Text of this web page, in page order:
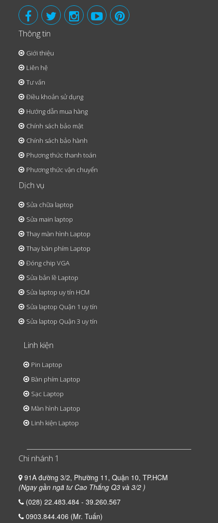
Thông tin
Giới thiệu
Liên hệ
Tư vấn
Điều khoản sử dụng
Hướng dẫn mua hàng
Chính sách bảo mật
Chính sách bảo hành
Phương thức thanh toán
Phương thức vận chuyển
Dịch vụ
Sửa chữa laptop
Sửa main laptop
Thay màn hình Laptop
Thay bàn phím Laptop
Đóng chip VGA
Sửa bản lề Laptop
Sửa laptop uy tín HCM
Sửa laptop Quận 1 uy tín
Sửa laptop Quận 3 uy tín
Linh kiện
Pin Laptop
Bàn phím Laptop
Sạc Laptop
Màn hình Laptop
Linh kiện Laptop
Chi nhánh 1
91A đường 3/2, Phường 11, Quận 10, TP.HCM
(Ngay gần ngã tư Cao Thắng Q3 và 3/2 )
(028) 22.483.484 - 39.260.567
0903.844.406 (Mr. Tuấn)